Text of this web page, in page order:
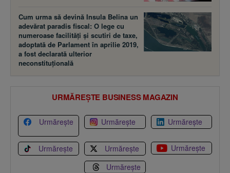
Cum urma să devină Insula Belina un
adevărat paradis fiscal: O lege cu
numeroase facilităţi şi scutiri de taxe,
adoptată de Parlament în aprilie 2019,
a fost declarată ulterior
neconstituţională
URMĂREȘTE BUSINESS MAGAZIN
Urmărește Urmărește Urmărește
Urmărește Urmărește
Urmărește
Urmărește